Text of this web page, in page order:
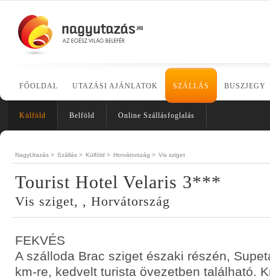
FŐOLDAL UTAZÁSI AJÁNLATOK SZÁLLÁS BUSZJEGY
Külföld Belföld Online Szállásfoglalás
NagyUtazás > Szállás > Külföld > Horvátország > Vis sziget
Tourist Hotel Velaris 3***
Vis sziget, , Horvátország
FEKVÉS
A szálloda Brac sziget északi részén,
km-re, kedvelt turista övezetben található.